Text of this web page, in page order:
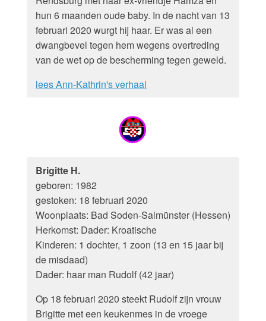
hun 6 maanden oude baby. In de nacht van 13
februari 2020 wurgt hij haar. Er was al een
dwangbevel tegen hem wegens overtreding
van de wet op de bescherming tegen geweld.
lees Ann-Kathrin's verhaal
Brigitte H.
geboren: 1982
gestoken: 18 februari 2020
Woonplaats: Bad Soden-Salmünster (Hessen)
Herkomst: Dader: Kroatische
Kinderen: 1 dochter, 1 zoon (13 en 15 jaar bij
de misdaad)
Dader: haar man Rudolf (42 jaar)
Op 18 februari 2020 steekt Rudolf zijn vrouw
Brigitte met een keukenmes in de vroege